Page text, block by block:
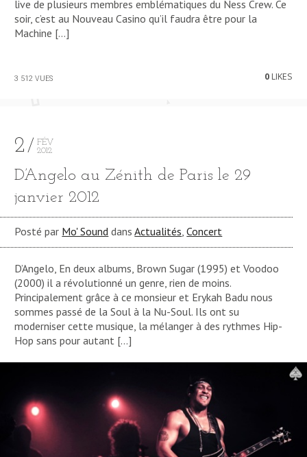
live de plusieurs membres emblématiques du Ness Crew. Ce
soir, c’est au Nouveau Casino qu’il faudra être pour la
Machine […]
3 512 VUES 0LIKES
2
FÉV
2012
D’Angelo au Zénith de Paris le 29
janvier 2012
Posté par Mo' Sound dansActualités,Concert
D’Angelo, En deux albums, Brown Sugar (1995) et Voodoo
(2000) il a révolutionné un genre, rien de moins.
Principalement grâce à ce monsieur et Erykah Badu nous
sommes passé de la Soul à la Nu-Soul. Ils ont su
moderniser cette musique, la mélanger à des rythmes Hip-
Hop sans pour autant […]